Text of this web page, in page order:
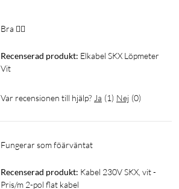
Bra 👍🏻
Recenserad produkt: Elkabel SKX Löpmeter
Vit
Var recensionen till hjälp? Ja (1) Nej (0)
Fungerar som föärväntat
Recenserad produkt: Kabel 230V SKX, vit -
Pris/m 2-pol flat kabel